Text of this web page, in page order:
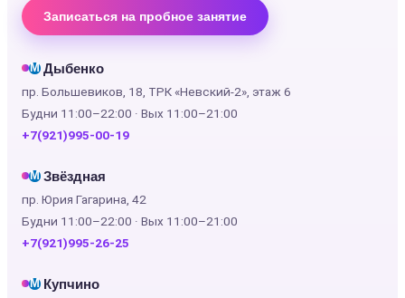
Записаться на пробное занятие
М Дыбенко
пр. Большевиков, 18, ТРК «Невский-2», этаж 6
Будни 11:00–22:00 · Вых 11:00–21:00
+7(921)995-00-19
М Звёздная
пр. Юрия Гагарина, 42
Будни 11:00–22:00 · Вых 11:00–21:00
+7(921)995-26-25
М Купчино